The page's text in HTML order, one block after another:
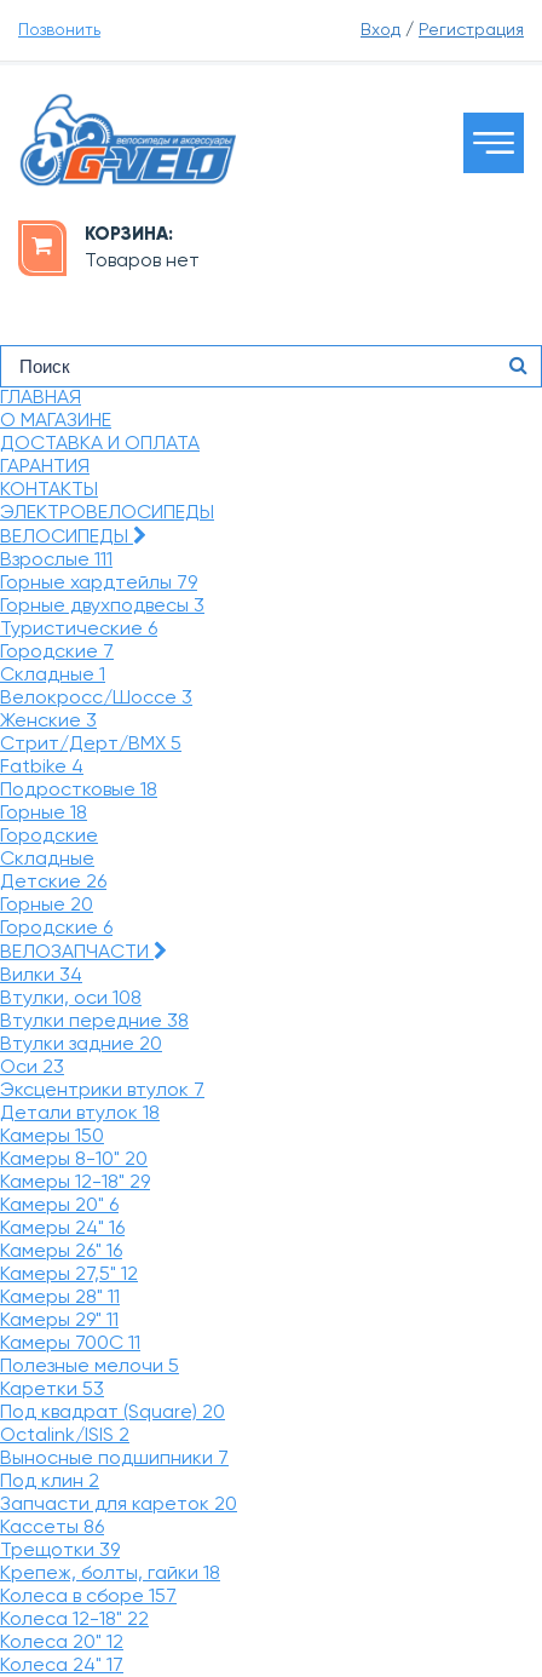
Позвонить Вход / Регистрация
КОРЗИНА:
Товаров нет
ГЛАВНАЯ
О МАГАЗИНЕ
ДОСТАВКА И ОПЛАТА
ГАРАНТИЯ
КОНТАКТЫ
ЭЛЕКТРОВЕЛОСИПЕДЫ
ВЕЛОСИПЕДЫ
Взрослые 111
Горные хардтейлы 79
Горные двухподвесы 3
Туристические 6
Городские 7
Складные 1
Велокросс/Шоссе 3
Женские 3
Стрит/Дерт/BMX 5
Fatbike 4
Подростковые 18
Горные 18
Городские
Складные
Детские 26
Горные 20
Городские 6
ВЕЛОЗАПЧАСТИ
Вилки 34
Втулки, оси 108
Втулки передние 38
Втулки задние 20
Оси 23
Эксцентрики втулок 7
Детали втулок 18
Камеры 150
Камеры 8-10" 20
Камеры 12-18" 29
Камеры 20" 6
Камеры 24" 16
Камеры 26" 16
Камеры 27,5" 12
Камеры 28" 11
Камеры 29" 11
Камеры 700C 11
Полезные мелочи 5
Каретки 53
Под квадрат (Square) 20
Octalink/ISIS 2
Выносные подшипники 7
Под клин 2
Запчасти для кареток 20
Кассеты 86
Трещотки 39
Крепеж, болты, гайки 18
Колеса в сборе 157
Колеса 12-18" 22
Колеса 20" 12
Колеса 24" 17